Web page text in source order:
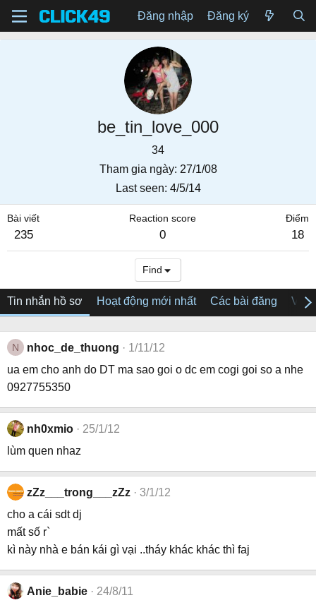
Đăng nhập Đăng ký
be_tin_love_000
34
Tham gia ngày 27/1/08
Last seen 4/5/14
Bài viết
235
Reaction score
0
Điểm
18
Find
Tin nhắn hồ sơ Hoạt động mới nhất Các bài đăng Về
N nhoc_de_thuong
1/11/12
ua em cho anh do DT ma sao goi o dc em cogi goi so a nhe
0927755350
nh0xmio
25/1/12
lùm quen nhaz
zZz___trong___zZz
3/1/12
cho a cái sdt dj
mất số r`
kì này nhà e bán kái gì vại ..tháy khác khác thì faj
Anie_babie
24/8/11